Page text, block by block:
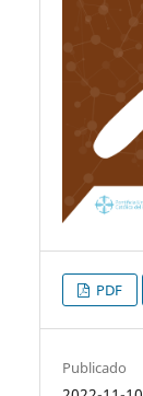
PDF
Publicado